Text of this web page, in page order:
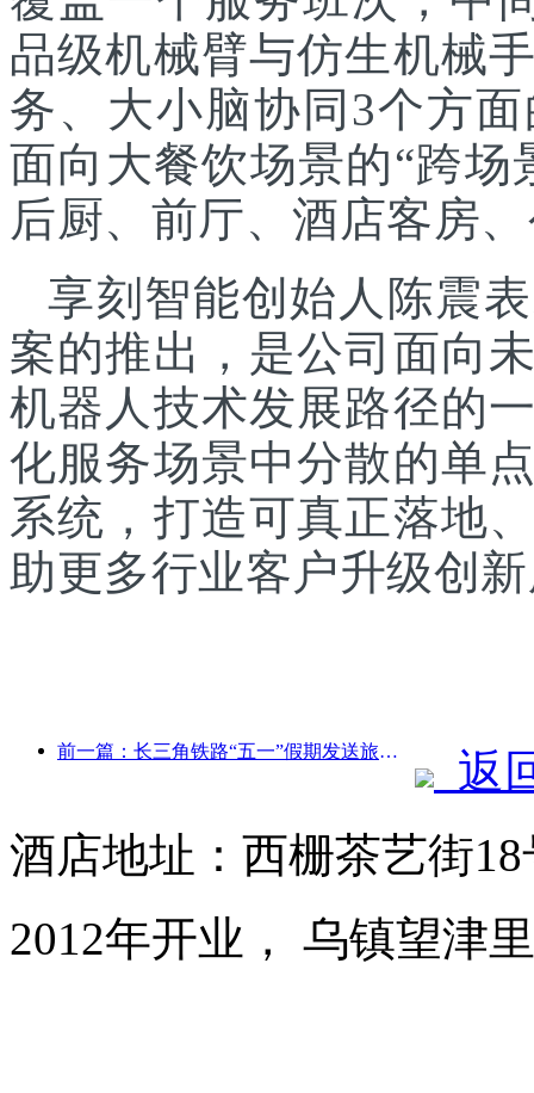
品级机械臂与仿生机械
务、大小脑协同3个方
面向大餐饮场景的“跨
后厨、前厅、酒店客房
享刻智能创始人陈震
案的推出，是公司面向
机器人技术发展路径的
化服务场景中分散的单
系统，打造可真正落地
助更多行业客户升级创
前一篇：长三角铁路“五一”假期发送旅客超2138万人次
返
酒店地址：西栅茶艺街
2012年开业， 乌镇望